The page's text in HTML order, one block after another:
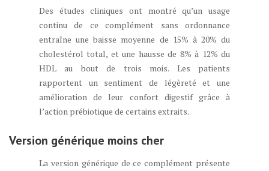
Des études cliniques ont montré qu’un usage
continu de ce complément sans ordonnance
entraîne une baisse moyenne de 15% à 20% du
cholestérol total, et une hausse de 8% à 12% du
HDL au bout de trois mois. Les patients
rapportent un sentiment de légèreté et une
amélioration de leur confort digestif grâce à
l’action prébiotique de certains extraits.
Version générique moins cher
La version générique de ce complément présente